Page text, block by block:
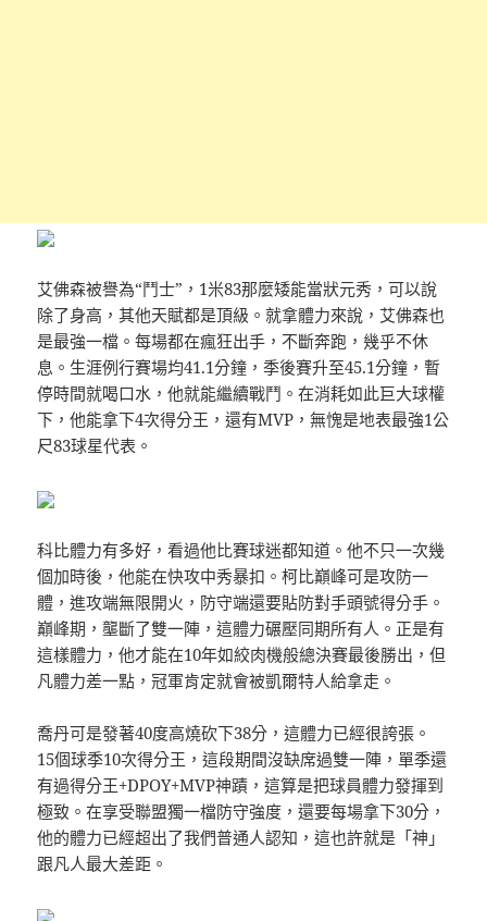
艾佛森被譽為“鬥士”，1米83那麼矮能當狀元秀，可以說
除了身高，其他天賦都是頂級。就拿體力來說，艾佛森也
是最強一檔。每場都在瘋狂出手，不斷奔跑，幾乎不休
息。生涯例行賽場均41.1分鐘，季後賽升至45.1分鐘，暫
停時間就喝口水，他就能繼續戰鬥。在消耗如此巨大球權
下，他能拿下4次得分王，還有MVP，無愧是地表最強1公
尺83球星代表。
科比體力有多好，看過他比賽球迷都知道。他不只一次幾
個加時後，他能在快攻中秀暴扣。柯比巔峰可是攻防一
體，進攻端無限開火，防守端還要貼防對手頭號得分手。
巔峰期，壟斷了雙一陣，這體力碾壓同期所有人。正是有
這樣體力，他才能在10年如絞肉機般總決賽最後勝出，但
凡體力差一點，冠軍肯定就會被凱爾特人給拿走。
喬丹可是發著40度高燒砍下38分，這體力已經很誇張。
15個球季10次得分王，這段期間沒缺席過雙一陣，單季還
有過得分王+DPOY+MVP神蹟，這算是把球員體力發揮到
極致。在享受聯盟獨一檔防守強度，還要每場拿下30分，
他的體力已經超出了我們普通人認知，這也許就是「神」
跟凡人最大差距。